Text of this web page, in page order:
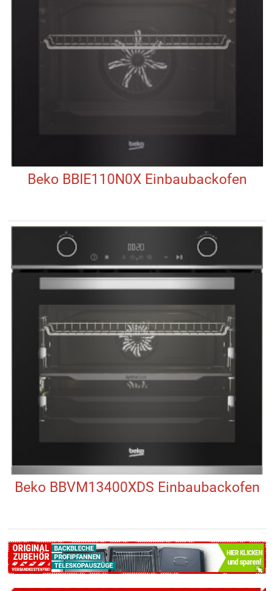
Beko BBIE110N0X Einbaubackofen
Beko BBVM13400XDS Einbaubackofen